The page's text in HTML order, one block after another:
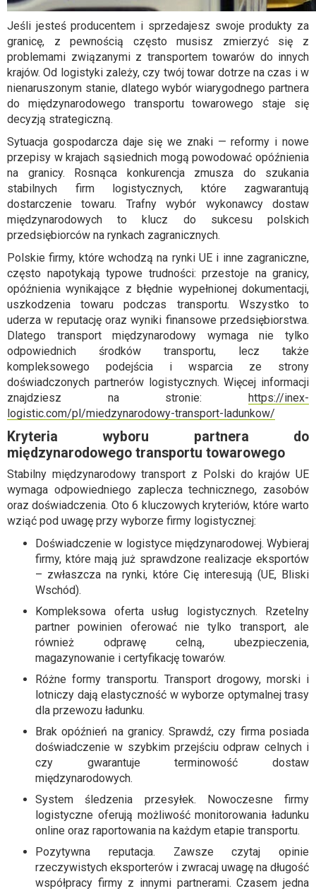
Jeśli jesteś producentem i sprzedajesz swoje produkty za
granicę, z pewnością często musisz zmierzyć się z
problemami związanymi z transportem towarów do innych
krajów. Od logistyki zależy, czy twój towar dotrze na czas i w
nienaruszonym stanie, dlatego wybór wiarygodnego partnera
do międzynarodowego transportu towarowego staje się
decyzją strategiczną.
Sytuacja gospodarcza daje się we znaki — reformy i nowe
przepisy w krajach sąsiednich mogą powodować opóźnienia
na granicy. Rosnąca konkurencja zmusza do szukania
stabilnych firm logistycznych, które zagwarantują
dostarczenie towaru. Trafny wybór wykonawcy dostaw
międzynarodowych to klucz do sukcesu polskich
przedsiębiorców na rynkach zagranicznych.
Polskie firmy, które wchodzą na rynki UE i inne zagraniczne,
często napotykają typowe trudności: przestoje na granicy,
opóźnienia wynikające z błędnie wypełnionej dokumentacji,
uszkodzenia towaru podczas transportu. Wszystko to
uderza w reputację oraz wyniki finansowe przedsiębiorstwa.
Dlatego transport międzynarodowy wymaga nie tylko
odpowiednich środków transportu, lecz także
kompleksowego podejścia i wsparcia ze strony
doświadczonych partnerów logistycznych. Więcej informacji
znajdziesz na stronie: https://inex-
logistic.com/pl/miedzynarodowy-transport-ladunkow/
Kryteria wyboru partnera do
międzynarodowego transportu towarowego
Stabilny międzynarodowy transport z Polski do krajów UE
wymaga odpowiedniego zaplecza technicznego, zasobów
oraz doświadczenia. Oto 6 kluczowych kryteriów, które warto
wziąć pod uwagę przy wyborze firmy logistycznej:
Doświadczenie w logistyce międzynarodowej. Wybieraj
firmy, które mają już sprawdzone realizacje eksportów
– zwłaszcza na rynki, które Cię interesują (UE, Bliski
Wschód).
Kompleksowa oferta usług logistycznych. Rzetelny
partner powinien oferować nie tylko transport, ale
również odprawę celną, ubezpieczenia,
magazynowanie i certyfikację towarów.
Różne formy transportu. Transport drogowy, morski i
lotniczy dają elastyczność w wyborze optymalnej trasy
dla przewozu ładunku.
Brak opóźnień na granicy. Sprawdź, czy firma posiada
doświadczenie w szybkim przejściu odpraw celnych i
czy gwarantuje terminowość dostaw
międzynarodowych.
System śledzenia przesyłek. Nowoczesne firmy
logistyczne oferują możliwość monitorowania ładunku
online oraz raportowania na każdym etapie transportu.
Pozytywna reputacja. Zawsze czytaj opinie
rzeczywistych eksporterów i zwracaj uwagę na długość
współpracy firmy z innymi partnerami. Czasem jedna